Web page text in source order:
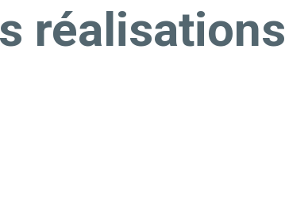
réalisations